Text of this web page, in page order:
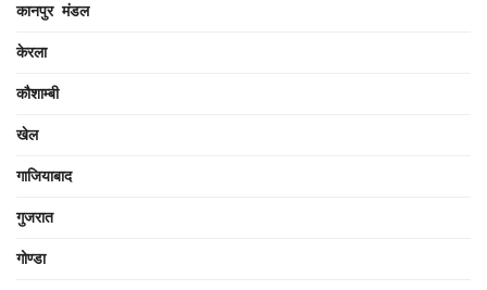
कानपुर मंडल
केरला
कौशाम्बी
खेल
गाजियाबाद
गुजरात
गोण्डा